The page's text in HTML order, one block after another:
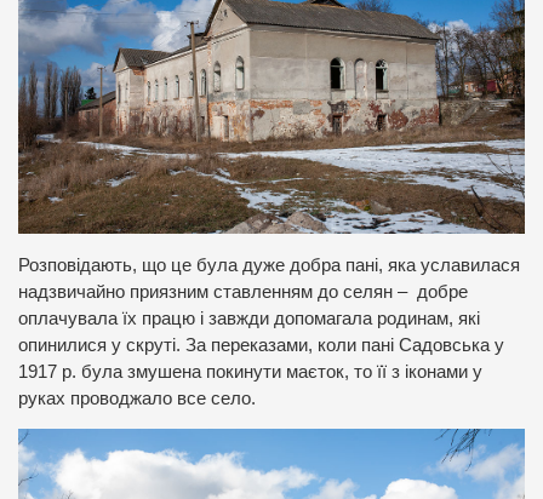
Розповідають, що це була дуже добра пані, яка уславилася
надзвичайно приязним ставленням до селян – добре
оплачувала їх працю і завжди допомагала родинам, які
опинилися у скруті. За переказами, коли пані Садовська у
1917 р. була змушена покинути маєток, то її з іконами у
руках проводжало все село.